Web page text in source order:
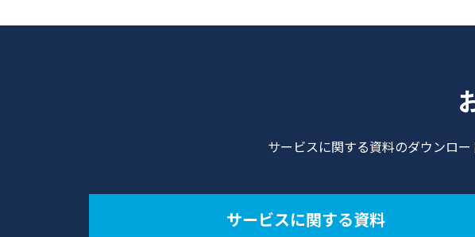
サービスに関する資料のダウンロ
サービスに関する資料